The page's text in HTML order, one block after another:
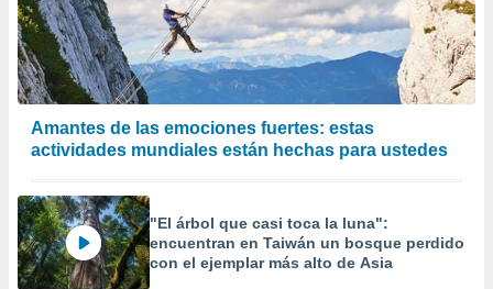
Amantes de las emociones fuertes: estas
actividades mundiales están hechas para ustedes
"El árbol que casi toca la luna":
encuentran en Taiwán un bosque perdido
con el ejemplar más alto de Asia